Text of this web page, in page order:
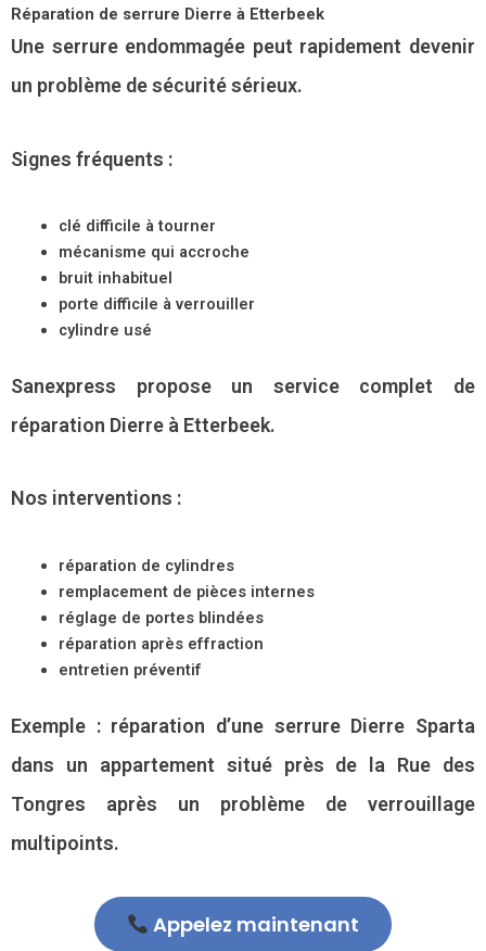
Réparation de serrure Dierre à Etterbeek
Une serrure endommagée peut rapidement devenir
un problème de sécurité sérieux.
Signes fréquents :
clé difficile à tourner
mécanisme qui accroche
bruit inhabituel
porte difficile à verrouiller
cylindre usé
Sanexpress propose un service complet de
réparation Dierre à Etterbeek.
Nos interventions :
réparation de cylindres
remplacement de pièces internes
réglage de portes blindées
réparation après effraction
entretien préventif
Exemple : réparation d’une serrure Dierre Sparta
dans un appartement situé près de la Rue des
Tongres après un problème de verrouillage
multipoints.
Appelez maintenant